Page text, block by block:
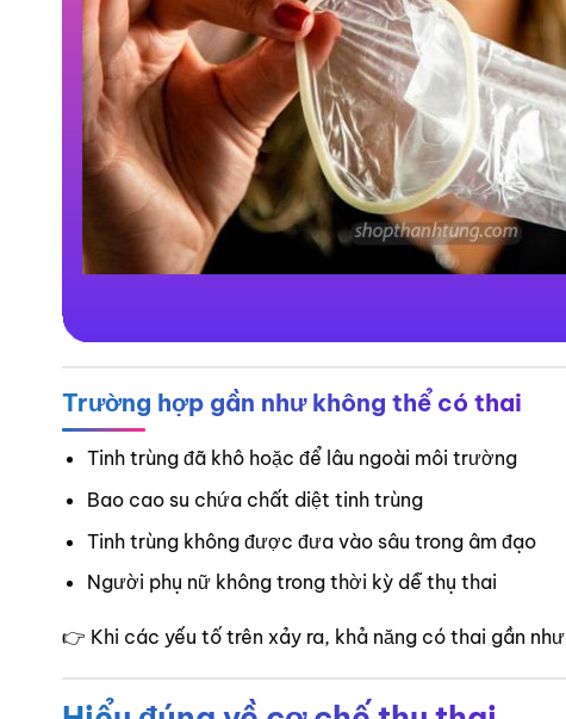
Trường hợp gần như không thể có thai
Tinh trùng đã khô hoặc để lâu ngoài môi trường
Bao cao su chứa chất diệt tinh trùng
Tinh trùng không được đưa vào sâu trong âm đạo
Người phụ nữ không trong thời kỳ dễ thụ thai
👉 Khi các yếu tố trên xảy ra, khả năng có thai gần như